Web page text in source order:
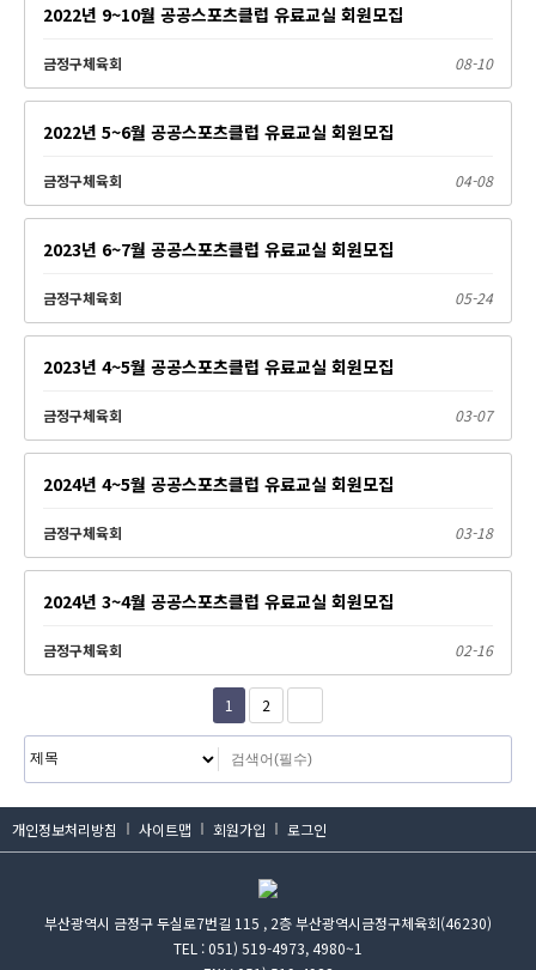
2022년 9~10월 공공스포츠클럽 유료교실 회원모집
금정구체육회 08-10
2022년 5~6월 공공스포츠클럽 유료교실 회원모집
금정구체육회 04-08
2023년 6~7월 공공스포츠클럽 유료교실 회원모집
금정구체육회 05-24
2023년 4~5월 공공스포츠클럽 유료교실 회원모집
금정구체육회 03-07
2024년 4~5월 공공스포츠클럽 유료교실 회원모집
금정구체육회 03-18
2024년 3~4월 공공스포츠클럽 유료교실 회원모집
금정구체육회 02-16
1 2
개인정보처리방침 사이트맵 회원가입 로그인
부산광역시 금정구 두실로7번길 115 , 2층 부산광역시금정구체육회(46230)
TEL :051) 519-4973, 4980~1